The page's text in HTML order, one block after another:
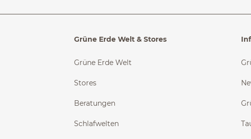
Grüne Erde Welt & Stores
Grüne Erde Welt
Stores
Beratungen
Schlafwelten